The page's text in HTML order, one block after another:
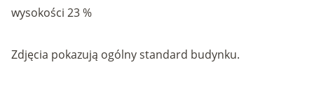
wysokości 23 %
Zdjęcia pokazują ogólny standard budynku.